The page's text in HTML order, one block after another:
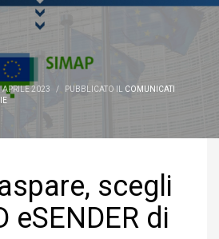
APRILE 2023 / PUBBLICATO IL COMUNICATI
scegli
eSENDER di